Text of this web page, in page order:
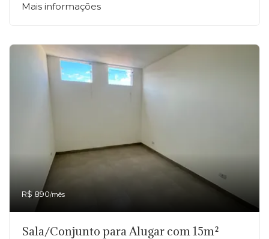
Mais informações
R$ 890/mês
Sala/Conjunto para Alugar com 15m²